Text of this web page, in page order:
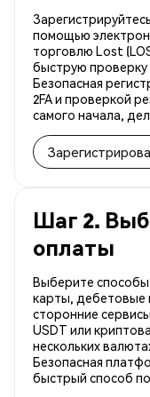
помощью
торговлю Lost
быструю проверку
Безопасная
2FA и проверкой
самого начала,
Шаг 2.
оплаты
Выберите
карты, дебетовые
сторонние
USDT или
нескольких
Безопасная
быстрый способ